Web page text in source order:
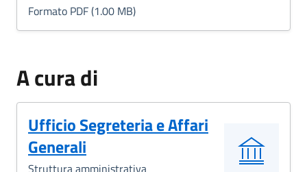
Formato PDF (1.00 MB)
A cura di
Ufficio Segreteria e Affari
Generali